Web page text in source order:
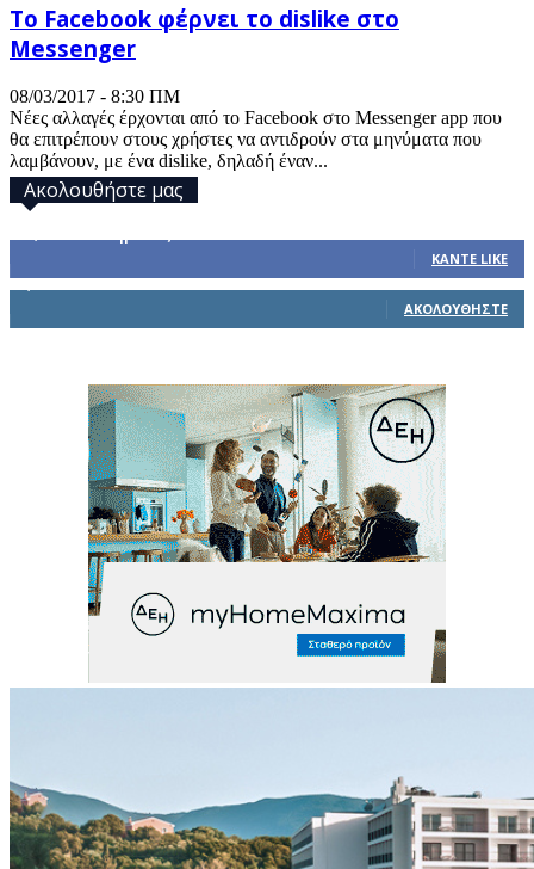
Το Facebook φέρνει το dislike στο
Messenger
08/03/2017 - 8:30 ΠΜ
Νέες αλλαγές έρχονται από το Facebook στο Messenger app που
θα επιτρέπουν στους χρήστες να αντιδρούν στα μηνύματα που
λαμβάνουν, με ένα dislike, δηλαδή έναν...
Ακολουθήστε μας
ΚΆΝΤΕ LIKE
1,914 Ακόλουθοι
ΑΚΟΛΟΥΘΉΣΤΕ